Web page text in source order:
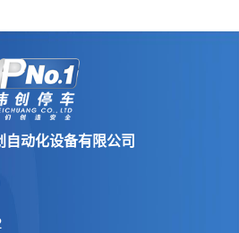
自动化设备有限公司